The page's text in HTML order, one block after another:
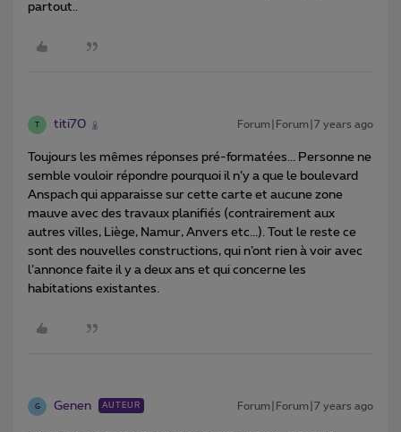
partout..
T titi70 Forum|Forum|7 years ago
Toujours les mêmes réponses pré-formatées... Personne ne
semble vouloir répondre pourquoi il n’y a que le boulevard
Anspach qui apparaisse sur cette carte et aucune zone
mauve avec des travaux planifiés (contrairement aux
autres villes, Liège, Namur, Anvers etc...). Tout le reste ce
sont des nouvelles constructions, qui n’ont rien à voir avec
l’annonce faite il y a deux ans et qui concerne les
habitations existantes.
G Genen AUTEUR Forum|Forum|7 years ago